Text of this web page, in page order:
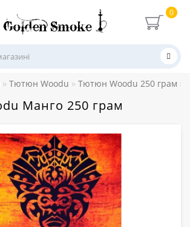
0
Тютюн Woodu Тютюн Woodu 250 грам
Манго 250 грам